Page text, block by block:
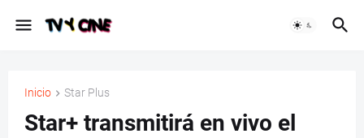
Inicio Star Plus
Star+ transmitirá en vivo el